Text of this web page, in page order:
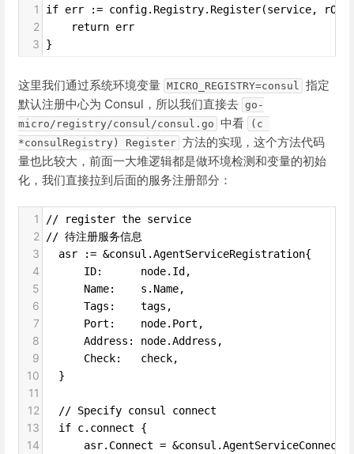
1 if err := config.Registry.Register(service,
2
    return err
3 }
这里我们通过系统环境变量 MICRO_REGISTRY=consul
指定
默认注册中心为 Consul，所以我们直接去 go-
micro/registry/consul/consul.go 中看
(c
*consulRegistry) Register 方法的实现，这个方法代码
量也比较大，前面一大堆逻辑都是做环境检测和变量的初始
化，我们直接拉到后面的服务注册部分：
1 // register the service
2 // 待注册服务信息
3
  asr := &consul.AgentServiceRegistration{
4
      ID:      node.Id,
5
      Name:    s.Name,
6
      Tags:    tags,
7
      Port:    node.Port,
8
      Address: node.Address,
9
      Check:   check,
10
  }
11
12
  // Specify consul connect
13
  if c.connect {
14
      asr.Connect = &consul.AgentServiceConnect{